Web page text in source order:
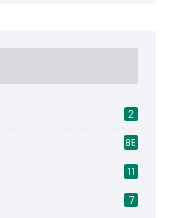
2
85
11
7